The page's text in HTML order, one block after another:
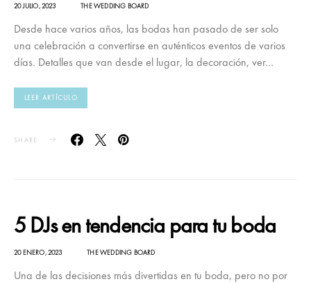
20 JULIO, 2023 THE WEDDING BOARD
Desde hace varios años, las bodas han pasado de ser solo
una celebración a convertirse en auténticos eventos de varios
días. Detalles que van desde el lugar, la decoración, ver…
LEER ARTÍCULO
SHARE
5 DJs en tendencia para tu boda
20 ENERO, 2023 THE WEDDING BOARD
Una de las decisiones más divertidas en tu boda, pero no por